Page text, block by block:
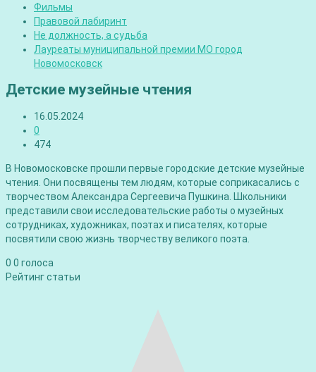
Фильмы
Правовой лабиринт
Не должность, а судьба
Лауреаты муниципальной премии МО город
Новомосковск
Детские музейные чтения
16.05.2024
0
474
В Новомосковске прошли первые городские детские музейные
чтения. Они посвящены тем людям, которые соприкасались с
творчеством Александра Сергеевича Пушкина. Школьники
представили свои исследовательские работы о музейных
сотрудниках, художниках, поэтах и писателях, которые
посвятили свою жизнь творчеству великого поэта.
0 0 голоса
Рейтинг статьи